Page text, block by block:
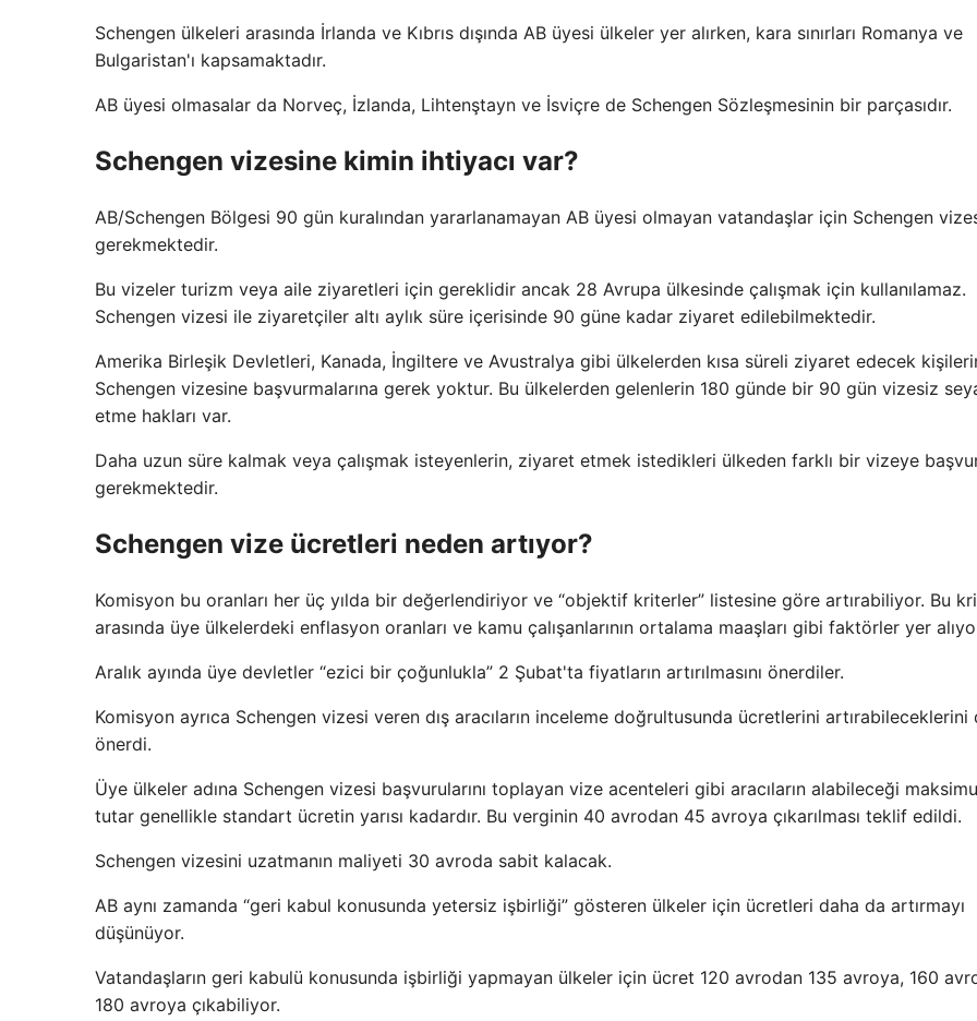
Schengen ülkeleri arasında İrlanda ve Kıbrıs dışında AB üyesi ülkeler yer alırken, kara sınırları Romanya ve
Bulgaristan'ı kapsamaktadır.
AB üyesi olmasalar da Norveç, İzlanda, Lihtenştayn ve İsviçre de Schengen Sözleşmesinin bir parçasıdır.
Schengen vizesine kimin ihtiyacı var?
AB/Schengen Bölgesi 90 gün kuralından yararlanamayan AB üyesi olmayan vatandaşlar için Schengen
gerekmektedir.
Bu vizeler turizm veya aile ziyaretleri için gereklidir ancak 28 Avrupa ülkesinde çalışmak için kullanılamaz.
Schengen vizesi ile ziyaretçiler altı aylık süre içerisinde 90 güne kadar ziyaret edilebilmektedir.
Amerika Birleşik Devletleri, Kanada, İngiltere ve Avustralya gibi ülkelerden kısa süreli ziyaret edecek
Schengen vizesine başvurmalarına gerek yoktur. Bu ülkelerden gelenlerin 180 günde bir 90 gün vizesiz
etme hakları var.
Daha uzun süre kalmak veya çalışmak isteyenlerin, ziyaret etmek istedikleri ülkeden farklı bir vizeye
gerekmektedir.
Schengen vize ücretleri neden artıyor?
Komisyon bu oranları her üç yılda bir değerlendiriyor ve “objektif kriterler” listesine göre artırabiliyor. Bu
arasında üye ülkelerdeki enflasyon oranları ve kamu çalışanlarının ortalama maaşları gibi faktörler yer
Aralık ayında üye devletler “ezici bir çoğunlukla” 2 Şubat'ta fiyatların artırılmasını önerdiler.
Komisyon ayrıca Schengen vizesi veren dış aracıların inceleme doğrultusunda ücretlerini artırabileceklerini
önerdi.
Üye ülkeler adına Schengen vizesi başvurularını toplayan vize acenteleri gibi aracıların alabileceği
tutar genellikle standart ücretin yarısı kadardır. Bu verginin 40 avrodan 45 avroya çıkarılması teklif edildi.
Schengen vizesini uzatmanın maliyeti 30 avroda sabit kalacak.
AB aynı zamanda “geri kabul konusunda yetersiz işbirliği” gösteren ülkeler için ücretleri daha da artırmayı
düşünüyor.
Vatandaşların geri kabulü konusunda işbirliği yapmayan ülkeler için ücret 120 avrodan 135 avroya, 160
180 avroya çıkabiliyor.